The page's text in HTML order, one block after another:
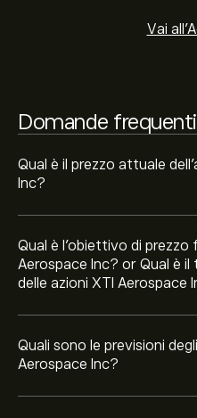
Vai
Domande frequenti
Qual è il prezzo attuale
Inc?
Qual è l'obiettivo di prezzo
Aerospace Inc? or Qual è
delle azioni XTI Aerospace
Quali sono le previsioni
Aerospace Inc?
crescita prevista. Consulta
futuri movimenti dei prezzi.
negli ultimi 3 mesi, il
Moderato.